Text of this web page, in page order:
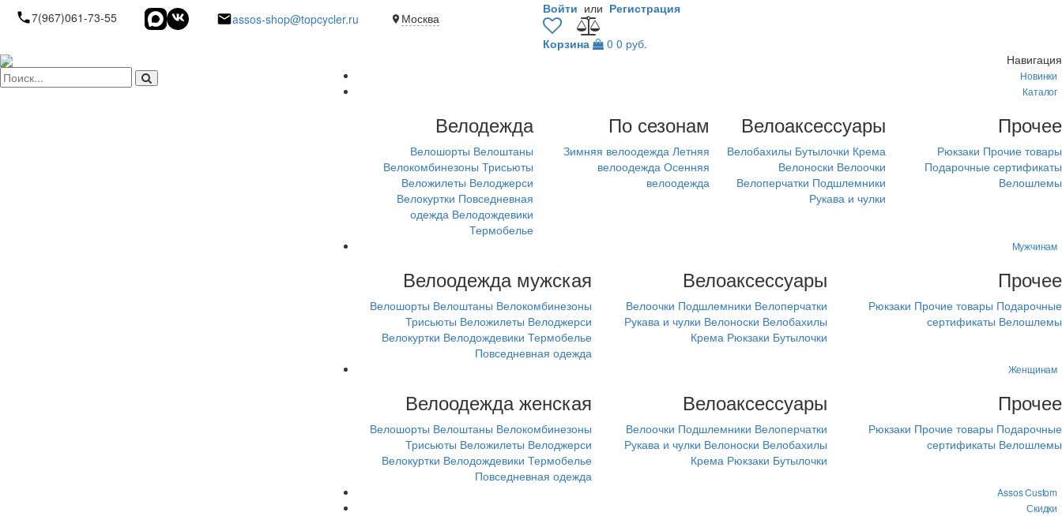
7(967)061-73-55 assos-shop@topcycler.ru Москва
Войти или Регистрация
Корзина 0 0 руб.
Навигация
Новинки
Каталог
Велодежда
Велошорты Велоштаны
Велокомбинезоны Трисьюты
Веложилеты Велоджерси
Велокуртки Повседневная
одежда Велодождевики
Термобелье
По сезонам
Зимняя велоодежда Летняя
велоодежда Осенняя
велоодежда
Велоаксессуары
Велобахилы Бутылочки Крема
Велоноски Велоочки
Велоперчатки Подшлемники
Рукава и чулки
Прочее
Рюкзаки Прочие товары
Подарочные сертификаты
Велошлемы
Мужчинам
Велоодежда мужская
Велошорты Велоштаны Велокомбинезоны
Трисьюты Веложилеты Велоджерси
Велокуртки Велодождевики Термобелье
Повседневная одежда
Велоаксессуары
Велоочки Подшлемники Велоперчатки
Рукава и чулки Велоноски Велобахилы
Крема Рюкзаки Бутылочки
Прочее
Рюкзаки Прочие товары Подарочные
сертификаты Велошлемы
Женщинам
Велоодежда женская
Велошорты Велоштаны Велокомбинезоны
Трисьюты Веложилеты Велоджерси
Велокуртки Велодождевики Термобелье
Повседневная одежда
Велоаксессуары
Велоочки Подшлемники Велоперчатки
Рукава и чулки Велоноски Велобахилы
Крема Рюкзаки Бутылочки
Прочее
Рюкзаки Прочие товары Подарочные
сертификаты Велошлемы
Assos Custom
Скидки